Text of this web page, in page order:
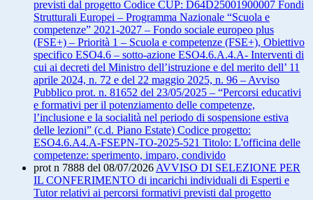
previsti dal progetto Codice CUP: D64D25001900007 Fondi
Strutturali Europei – Programma Nazionale “Scuola e
competenze” 2021-2027 – Fondo sociale europeo plus
(FSE+) – Priorità 1 – Scuola e competenze (FSE+), Obiettivo
specifico ESO4.6 – sotto-azione ESO4.6.A.4.A- Interventi di
cui ai decreti del Ministro dell’istruzione e del merito dell’ 11
aprile 2024, n. 72 e del 22 maggio 2025, n. 96 – Avviso
Pubblico prot. n. 81652 del 23/05/2025 – “Percorsi educativi
e formativi per il potenziamento delle competenze,
l’inclusione e la socialità nel periodo di sospensione estiva
delle lezioni” (c.d. Piano Estate) Codice progetto:
ESO4.6.A4.A-FSEPN-TO-2025-521 Titolo: L'officina delle
competenze: sperimento, imparo, condivido
prot n 7888 del 08/07/2026 AVVISO DI SELEZIONE PER
IL CONFERIMENTO di incarichi individuali di Esperti e
Tutor relativi ai percorsi formativi previsti dal progetto